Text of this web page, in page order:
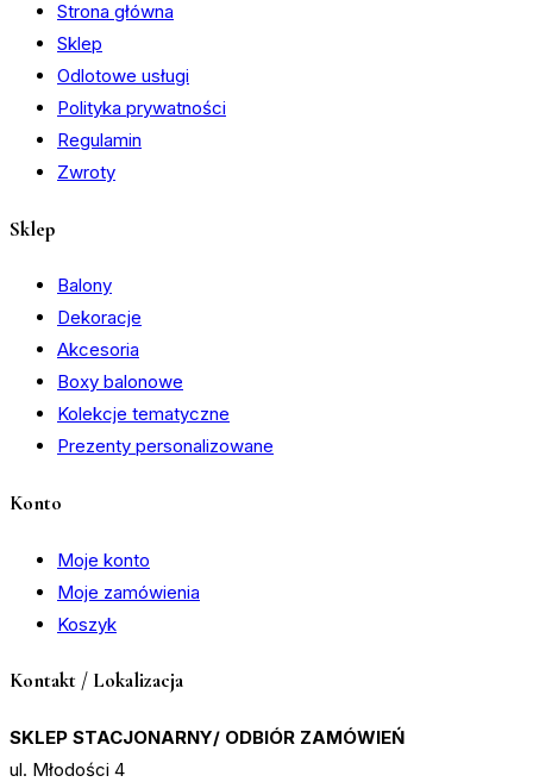
Strona główna
Sklep
Odlotowe usługi
Polityka prywatności
Regulamin
Zwroty
Sklep
Balony
Dekoracje
Akcesoria
Boxy balonowe
Kolekcje tematyczne
Prezenty personalizowane
Konto
Moje konto
Moje zamówienia
Koszyk
Kontakt / Lokalizacja
SKLEP STACJONARNY/ ODBIÓR ZAMÓWIEŃ
ul. Młodości 4